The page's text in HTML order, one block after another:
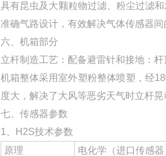
具有昆虫及大颗粒物过滤、粉尘过滤
准确气路设计，有效解决气体传感器
六、机箱部分
立杆制造工艺：配备避雷针和接地：
机箱整体采用室外塑粉整体喷塑，经
度大，解决了大风等恶劣天气时立杆
七、传感器参数
1、H2S技术参数
原理
电化学（进口传感器